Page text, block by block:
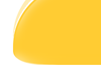
Chiến lược giao dịch